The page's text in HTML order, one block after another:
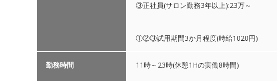
③正社員(サロン勤務3年以上):23万～
①②③試用期間3か月程度(時給1020円)
勤務時間 11時～23時(休憩1Hの実働8時間)